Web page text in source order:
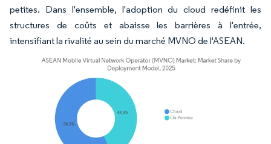
petites. Dans l'ensemble, l'adoption du cloud redéfinit les
structures de coûts et abaisse les barrières à l'entrée,
intensifiant la rivalité au sein du marché MVNO de l'ASEAN.